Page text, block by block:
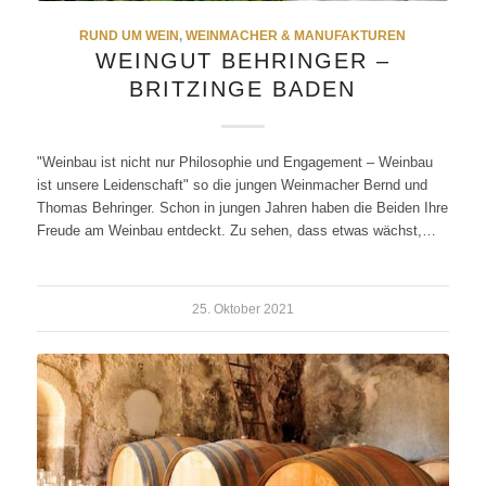
RUND UM WEIN ,WEINMACHER & MANUFAKTUREN
WEINGUT BEHRINGER –
BRITZINGE BADEN
"Weinbau ist nicht nur Philosophie und Engagement – Weinbau
ist unsere Leidenschaft" so die jungen Weinmacher Bernd und
Thomas Behringer. Schon in jungen Jahren haben die Beiden Ihre
Freude am Weinbau entdeckt. Zu sehen, dass etwas wächst,…
25. Oktober 2021